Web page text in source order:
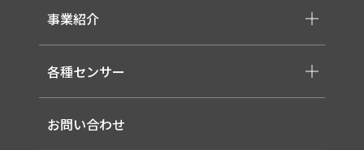
-各種モジュール
-取り扱いメーカー一覧
-直管形LEDランプ
-高天井LED
-LED信号灯
-ソーラー式LED 照明灯
-ルーター（LTE / Wi-Fiルーター）
事業紹介
-サービス概要
-事業領域
-EMS
各種センサー
-バイタルセンサー
-AIセンサー
お問い合わせ